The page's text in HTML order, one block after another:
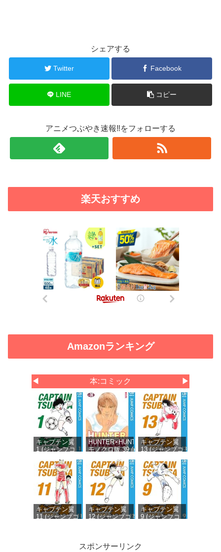
シェアする
Twitter Facebook
LINE コピー
アニメつぶやき速報‼をフォローする
楽天おすすめ
Amazonランキング
◀ 本:コミック ▶
キャプテン翼
1 (ジャンプコ
DIGITAL)
HUNTER×HUNTER
モノクロ版 39 (ジ
DIGITAL)
キャプテン翼
13 (ジャンプコ
DIGITAL)
キャプテン翼
11 (ジャンプコ
キャプテン翼
12 (ジャンプコ
キャプテン翼
9 (ジャンプコ
スポンサーリンク